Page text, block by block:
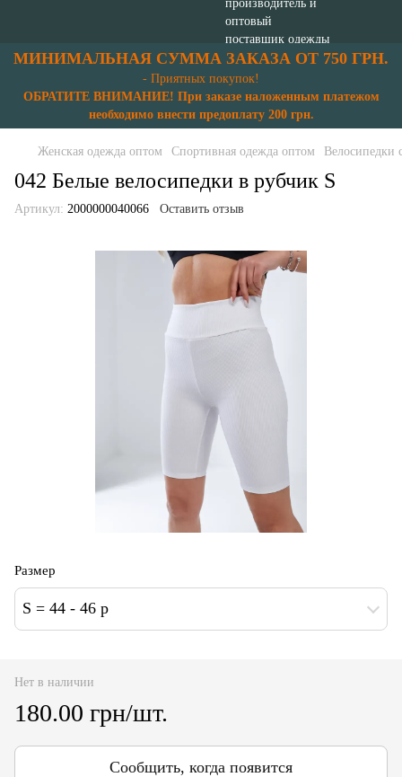
МИНИМАЛЬНАЯ СУММА ЗАКАЗА ОТ 750 ГРН.
- Приятных покупок!
ОБРАТИТЕ ВНИМАНИЕ! При заказе наложенным платежом
необходимо внести предоплату 200 грн.
Женская одежда оптом Спортивная одежда оптом Велосипедки
042 Белые велосипедки в рубчик S
Артикул: 2000000040066 Оставить отзыв
Размер
S = 44 - 46 p
Нет в наличии
180.00 грн/шт.
Сообщить, когда появится